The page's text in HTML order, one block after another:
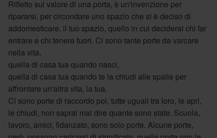
Rifletto sul valore di una porta, è un'invenzione per
ripararsi, per circondare uno spazio che si è deciso di
addomesticare, il tuo spazio, quello in cui deciderai chi far
entrare e chi tenere fuori. Ci sono tante porte da varcare
nella vita,
quella di casa tua quando nasci,
quella di casa tua quando te la chiudi alle spalle per
affrontare un'altra vita, la tua.
Ci sono porte di raccordo poi, tutte uguali tra loro, le apri,
le chiudi, non saprai mai dire quante sono state. Scuola,
lavoro, amici, fidanzato, sono solo porte. Alcune porte,